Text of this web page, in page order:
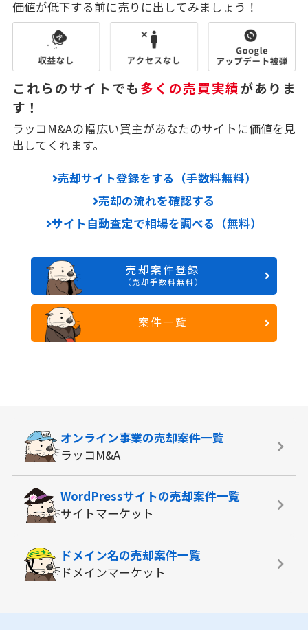
価値が低下する前に売りに出してみましょう！
これらのサイトでも多くの売買実績がありま
す！
ラッコM&Aの幅広い買主があなたのサイトに価値を見
出してくれます。
売却サイト登録をする（手数料無料）
売却の流れを確認する
サイト自動査定で相場を調べる（無料）
売却案件登録
（売却手数料無料）
案件一覧
オンライン事業の売却案件一覧
ラッコM&A
WordPressサイトの売却案件一覧
サイトマーケット
ドメイン名の売却案件一覧
ドメインマーケット